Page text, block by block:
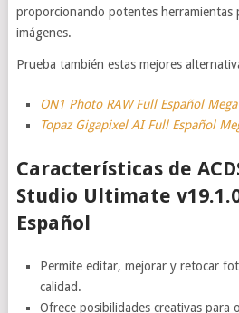
proporcionando potentes herramientas
imágenes.
Prueba también estas mejores
ON1 Photo RAW Full Español Mega
Topaz Gigapixel AI Full Español
Características de
Studio Ultimate
Español
Permite editar, mejorar y retocar
calidad.
Ofrece posibilidades creativas para